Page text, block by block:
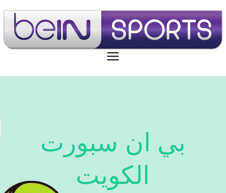
بي ان سبورت الكويت
تجديد اشتراك بي ان سبورت اون لاين
بي ان سبورت
الكويت